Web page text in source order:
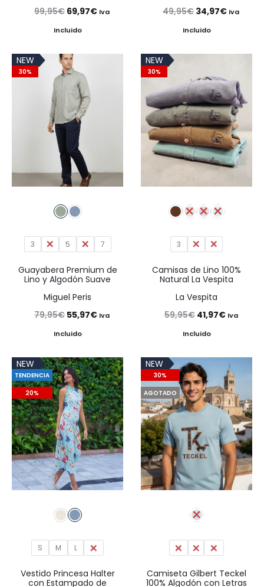
99,95€ El
precio
era:
99,95€.
69,97€ElIva
Incluido
49,95€ El
precio
49,95€.
34,97€El
34,97€.
Iva
Incluido
NEW
30%
3 4 5 6 7
Guayabera Premium de
Lino y Algodón Suave
Miguel Peris
79,95€ El
precio
era:
79,95€.
55,97€El
es:
55,97€.
Iva
Incluido
NEW
30%
3 4 5
Camisas de Lino 100%
Natural La Vespita
La Vespita
59,95€ El
precio
era:
59,95€.
41,97€El
es:
41,97€.
Iva
Incluido
NEW
TENDENCIA
20%
S M L XL
Vestido Princesa Halter
con Estampado de
NEW
30%
AGOTADO
M L XL
Camiseta Gilbert Teckel
100% Algodón con Letras